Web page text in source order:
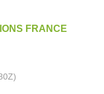
FRANCE